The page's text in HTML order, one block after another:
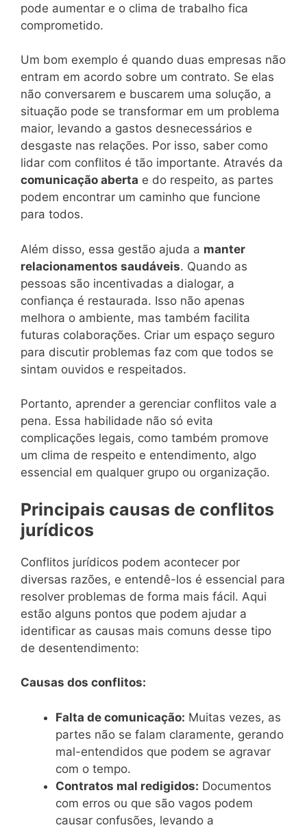
pode aumentar e o clima de trabalho fica
comprometido.
Um bom exemplo é quando duas empresas não
entram em acordo sobre um contrato. Se elas
não conversarem e buscarem uma solução, a
situação pode se transformar em um problema
maior, levando a gastos desnecessários e
desgaste nas relações. Por isso, saber como
lidar com conflitos é tão importante. Através da
comunicação aberta e do respeito, as partes
podem encontrar um caminho que funcione
para todos.
Além disso, essa gestão ajuda a manter
relacionamentos saudáveis. Quando as
pessoas são incentivadas a dialogar, a
confiança é restaurada. Isso não apenas
melhora o ambiente, mas também facilita
futuras colaborações. Criar um espaço seguro
para discutir problemas faz com que todos se
sintam ouvidos e respeitados.
Portanto, aprender a gerenciar conflitos vale a
pena. Essa habilidade não só evita
complicações legais, como também promove
um clima de respeito e entendimento, algo
essencial em qualquer grupo ou organização.
Principais causas de conflitos
jurídicos
Conflitos jurídicos podem acontecer por
diversas razões, e entendê-los é essencial para
resolver problemas de forma mais fácil. Aqui
estão alguns pontos que podem ajudar a
identificar as causas mais comuns desse tipo
de desentendimento:
Causas dos conflitos:
Falta de comunicação: Muitas vezes, as
partes não se falam claramente, gerando
mal-entendidos que podem se agravar
com o tempo.
Contratos mal redigidos: Documentos
com erros ou que são vagos podem
causar confusões, levando a